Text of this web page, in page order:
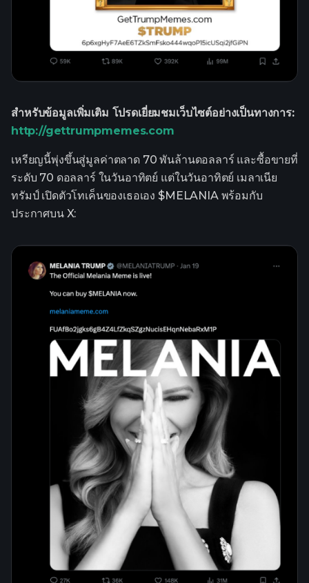
สำหรับข้อมูลเพิ่มเติม โปรดเยี่ยมชมเว็บไซต์อย่างเป็นทางการ:
http://gettrumpmemes.com
เหรียญนี้พุ่งขึ้นสู่มูลค่าตลาด 70 พันล้านดอลลาร์ และซื้อขายที่
ระดับ 70 ดอลลาร์ ในวันอาทิตย์ แต่ในวันอาทิตย์ เมลาเนีย
ทรัมป์ เปิดตัวโทเค็นของเธอเอง $MELANIA พร้อมกับ
ประกาศบน X: